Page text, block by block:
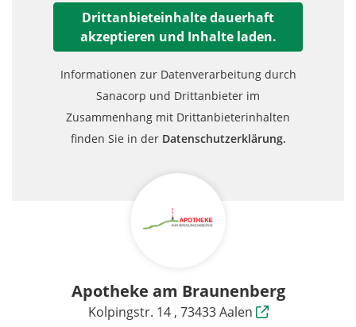
Drittanbieteinhalte dauerhaft
akzeptieren und Inhalte laden.
Informationen zur Datenverarbeitung durch
Sanacorp und Drittanbieter im
Zusammenhang mit Drittanbieterinhalten
finden Sie in der Datenschutzerklärung.
Apotheke am Braunenberg
Kolpingstr. 14 , 73433 Aalen